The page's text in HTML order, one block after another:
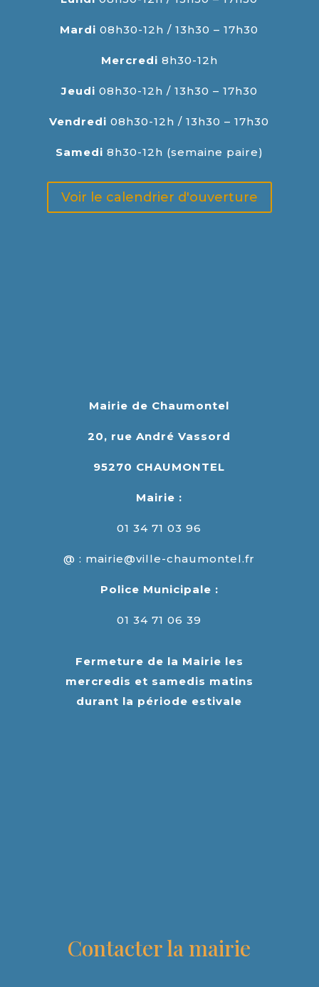
Mardi08h30-12h / 13h30 – 17h30
Mercredi 8h30-12h
Jeudi 08h30-12h / 13h30 – 17h30
Vendredi 08h30-12h / 13h30 – 17h30
Samedi 8h30-12h (semaine paire)
Voir le calendrier d'ouverture
Mairie de Chaumontel
20, rue André Vassord
95270 CHAUMONTEL
Mairie :
01 34 71 03 96
@ : mairie@ville-chaumontel.fr
Police Municipale :
01 34 71 06 39
Fermeture de la Mairie les
mercredis et samedis matins
durant la période estivale
Contacter la mairie